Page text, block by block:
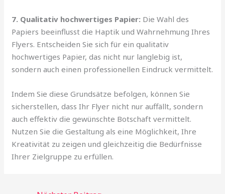
7. Qualitativ hochwertiges Papier: Die Wahl des
Papiers beeinflusst die Haptik und Wahrnehmung Ihres
Flyers. Entscheiden Sie sich für ein qualitativ
hochwertiges Papier, das nicht nur langlebig ist,
sondern auch einen professionellen Eindruck vermittelt.
Indem Sie diese Grundsätze befolgen, können Sie
sicherstellen, dass Ihr Flyer nicht nur auffällt, sondern
auch effektiv die gewünschte Botschaft vermittelt.
Nutzen Sie die Gestaltung als eine Möglichkeit, Ihre
Kreativität zu zeigen und gleichzeitig die Bedürfnisse
Ihrer Zielgruppe zu erfüllen.